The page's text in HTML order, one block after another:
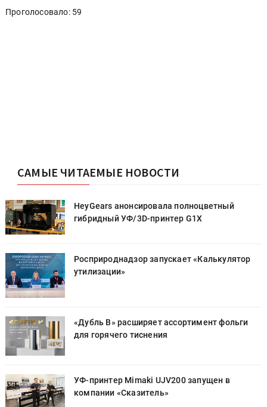
Проголосовало: 59
САМЫЕ ЧИТАЕМЫЕ НОВОСТИ
HeyGears анонсировала полноцветный
гибридный УФ/3D-принтер G1X
Росприроднадзор запускает «Калькулятор
утилизации»
«Дубль В» расширяет ассортимент фольги
для горячего тиснения
УФ-принтер Mimaki UJV200 запущен в
компании «Сказитель»